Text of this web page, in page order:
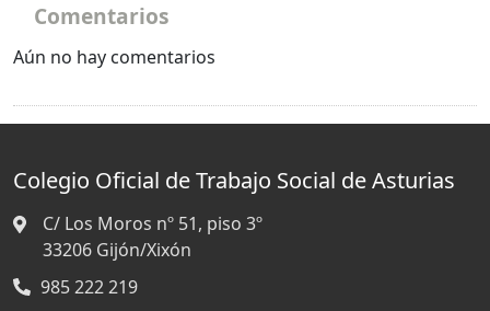
Comentarios
Aún no hay comentarios
Colegio Oficial de Trabajo Social de Asturias
C/ Los Moros nº 51, piso 3º
33206 Gijón/Xixón
985 222 219